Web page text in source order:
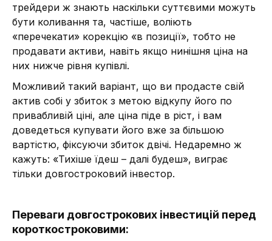
трейдери ж знають наскільки суттєвими можуть
бути коливання та, частіше, воліють
«перечекати» корекцію «в позиції», тобто не
продавати активи, навіть якщо нинішня ціна на
них нижче рівня купівлі.
Можливий такий варіант, що ви продасте свій
актив собі у збиток з метою відкупу його по
привабливій ціні, але ціна піде в ріст, і вам
доведеться купувати його вже за більшою
вартістю, фіксуючи збиток двічі. Недаремно ж
кажуть: «Тихіше їдеш – далі будеш», виграє
тільки довгостроковий інвестор.
Переваги довгострокових інвестицій перед
короткостроковими: